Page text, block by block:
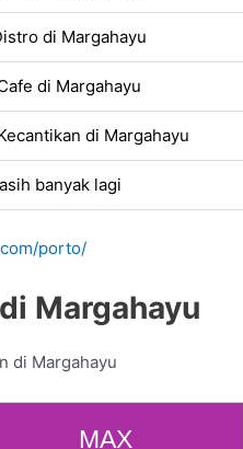
di Margahayu
di Margahayu
di Margahayu
banyak lagi
porto/
Margahayu
di Margahayu
MAX